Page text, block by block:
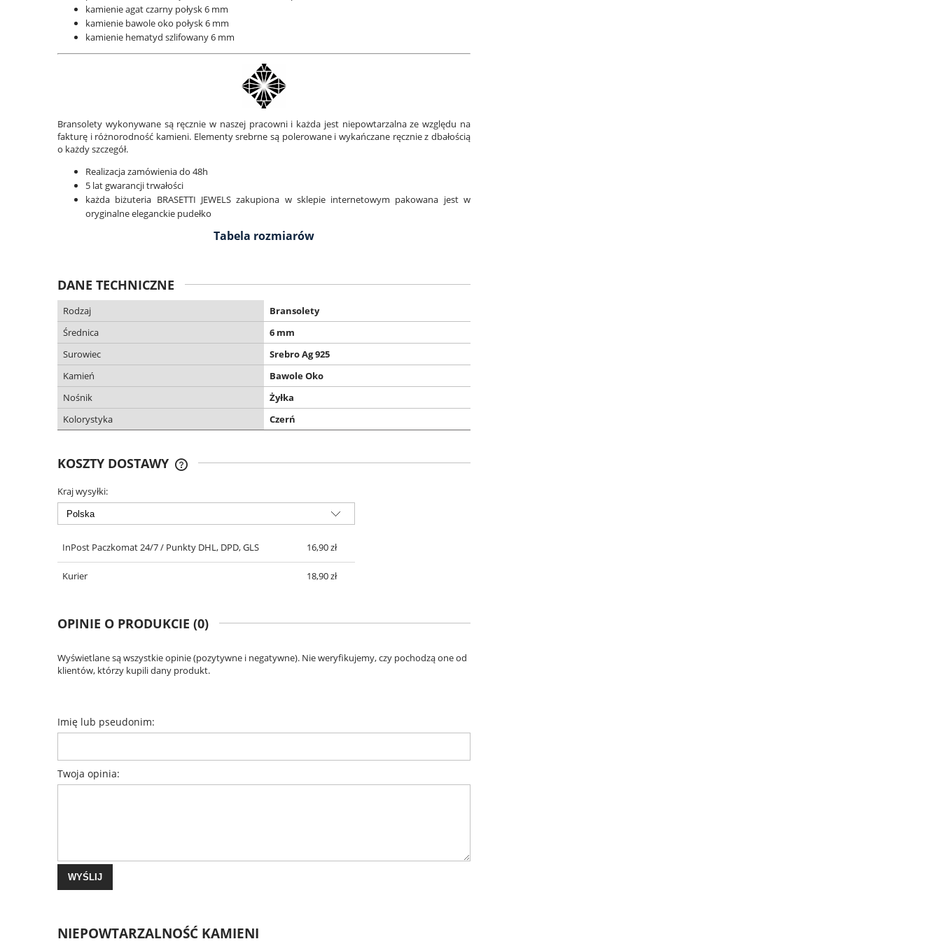
kamienie agat czarny połysk 6 mm
kamienie bawole oko połysk 6 mm
kamienie hematyd szlifowany 6 mm
Bransolety wykonywane są ręcznie w naszej pracowni i każda jest niepowtarzalna ze względu na
fakturę i różnorodność kamieni. Elementy srebrne są polerowane i wykańczane ręcznie z dbałością
o każdy szczegół.
Realizacja zamówienia do 48h
5 lat gwarancji trwałości
każda biżuteria BRASETTI JEWELS zakupiona w sklepie internetowym pakowana jest w
oryginalne eleganckie pudełko
Tabela rozmiarów
DANE TECHNICZNE
Rodzaj
Bransolety
Średnica
6 mm
Surowiec
Srebro Ag 925
Kamień
Bawole Oko
Nośnik
Żyłka
Kolorystyka
Czerń
KOSZTY DOSTAWY
DARMOWA DOSTAWA OD 299 ZŁ
Kraj wysyłki:
InPost Paczkomat 24/7 / Punkty DHL, DPD, GLS 16,90 zł
Kurier 18,90 zł
OPINIE O PRODUKCIE (0)
Wyświetlane są wszystkie opinie (pozytywne i negatywne). Nie weryfikujemy, czy pochodzą one od
klientów, którzy kupili dany produkt.
Imię lub pseudonim:
Twoja opinia:
WYŚLIJ
NIEPOWTARZALNOŚĆ KAMIENI